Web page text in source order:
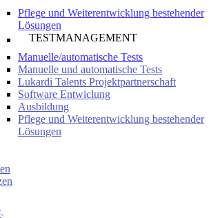
Pflege und Weiterentwicklung bestehender
Lösungen
TESTMANAGEMENT
Manuelle/automatische Tests
Manuelle und automatische Tests
Lukardi Talents Projektpartnerschaft
Software Entwiclung
Ausbildung
Pflege und Weiterentwicklung bestehender
Lösungen